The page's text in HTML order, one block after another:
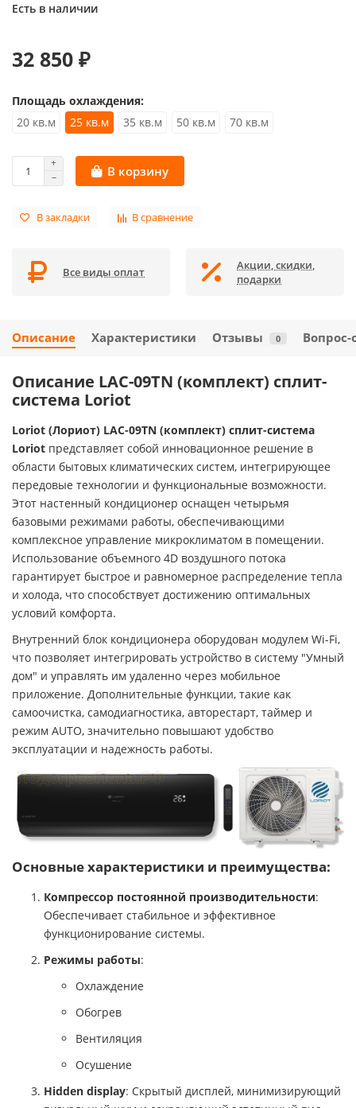
Есть в наличии
32 850 ₽
Площадь охлаждения:
20 кв.м
25 кв.м 35 кв.м 50 кв.м 70 кв.м
В корзину
В закладки В сравнение
Все виды оплат
Акции, скидки,
подарки
Описание Характеристики Отзывы 0 Вопрос-
Описание LAC-09TN (комплект) сплит-
система Loriot
Loriot (Лориот) LAC-09TN (комплект) сплит-система
Loriot представляет собой инновационное решение в
области бытовых климатических систем, интегрирующее
передовые технологии и функциональные возможности.
Этот настенный кондиционер оснащен четырьмя
базовыми режимами работы, обеспечивающими
комплексное управление микроклиматом в помещении.
Использование объемного 4D воздушного потока
гарантирует быстрое и равномерное распределение тепла
и холода, что способствует достижению оптимальных
условий комфорта.
Внутренний блок кондиционера оборудован модулем Wi-Fi,
что позволяет интегрировать устройство в систему "Умный
дом" и управлять им удаленно через мобильное
приложение. Дополнительные функции, такие как
самоочистка, самодиагностика, авторестарт, таймер и
режим AUTO, значительно повышают удобство
эксплуатации и надежность работы.
Основные характеристики и преимущества:
Компрессор постоянной производительности:
Обеспечивает стабильное и эффективное
функционирование системы.
Режимы работы:
Охлаждение
Обогрев
Вентиляция
Осушение
Hidden display: Скрытый дисплей, минимизирующий